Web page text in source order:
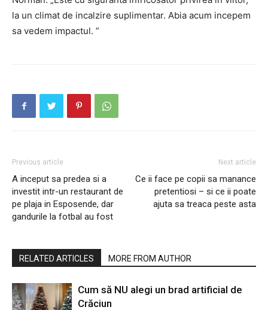
la un climat de incalzire suplimentar. Abia acum incepem
sa vedem impactul. ”
Previous article
A inceput sa predea si a
investit intr-un restaurant de
pe plaja in Esposende, dar
gandurile la fotbal au fost
Next article
Ce ii face pe copii sa manance
pretentiosi – si ce ii poate
ajuta sa treaca peste asta
RELATED ARTICLES MORE FROM AUTHOR
Cum să NU alegi un brad artificial de
Crăciun